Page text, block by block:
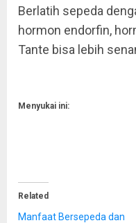
Berlatih sepeda
hormon endorfin,
Tante bisa lebih
Menyukai ini:
Related
Manfaat Bersepeda dan